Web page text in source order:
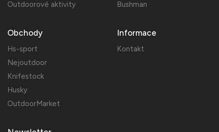
Outdoorové aktivity
Bushman
Obchody
Hs-sport
Nejoutdoor
Knifestock
Husky
OutdoorMarket
Informace
Kontakt